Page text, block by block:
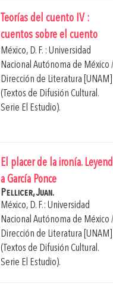
Teorías del cuento IV :
cuentos sobre el cuento
México, D. F. : Universidad
Nacional Autónoma de México /
Dirección de Literatura [UNAM]
(Textos de Difusión Cultural.
Serie El Estudio).
El placer de la ironía.
a García Ponce
Pellicer, Juan.
México, D. F.: Universidad
Nacional Autónoma de México /
Dirección de Literatura [UNAM]
(Textos de Difusión Cultural.
Serie El Estudio).